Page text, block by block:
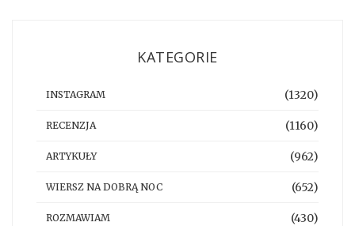
KATEGORIE
INSTAGRAM (1320)
RECENZJA (1160)
ARTYKUŁY (962)
WIERSZ NA DOBRĄ NOC (652)
ROZMAWIAM (430)